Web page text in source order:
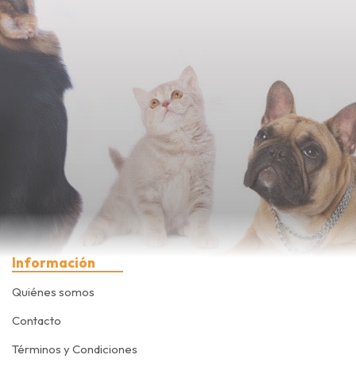
Información
Quiénes somos
Contacto
Términos y Condiciones